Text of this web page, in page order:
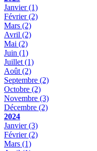
Janvier(1)
Février(2)
Mars (2)
Avril (2)
Mai (2)
Juin (1)
Juillet (1)
Août (2)
Septembre (2)
Octobre (2)
Novembre (3)
Décembre (2)
2024
Janvier(3)
Février(2)
Mars (1)